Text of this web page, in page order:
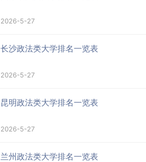
2026-5-27
长沙政法类大学排名一览表
2026-5-27
昆明政法类大学排名一览表
2026-5-27
兰州政法类大学排名一览表